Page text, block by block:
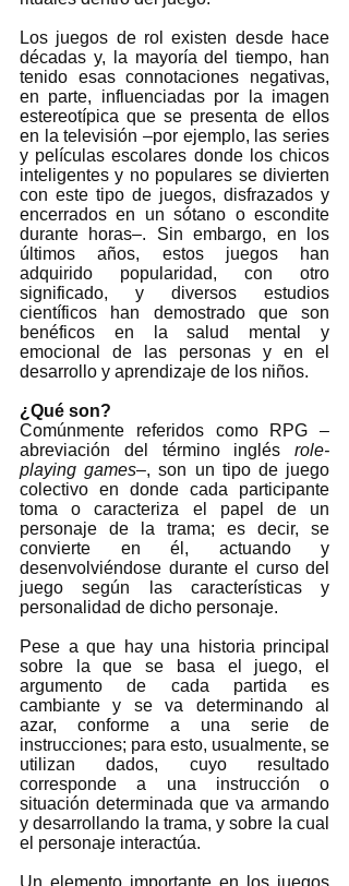
Los juegos de rol existen desde hace
décadas y, la mayoría del tiempo, han
tenido esas connotaciones negativas,
en parte, influenciadas por la imagen
estereotípica que se presenta de ellos
en la televisión –por ejemplo, las series
y películas escolares donde los chicos
inteligentes y no populares se divierten
con este tipo de juegos, disfrazados y
encerrados en un sótano o escondite
durante horas–. Sin embargo, en los
últimos años, estos juegos han
adquirido popularidad, con otro
significado, y diversos estudios
científicos han demostrado que son
benéficos en la salud mental y
emocional de las personas y en el
desarrollo y aprendizaje de los niños.
¿Qué son?
Comúnmente referidos como RPG –
abreviación del término inglés role-
playing games–, son un tipo de juego
colectivo en donde cada participante
toma o caracteriza el papel de un
personaje de la trama; es decir, se
convierte en él, actuando y
desenvolviéndose durante el curso del
juego según las características y
personalidad de dicho personaje.
Pese a que hay una historia principal
sobre la que se basa el juego, el
argumento de cada partida es
cambiante y se va determinando al
azar, conforme a una serie de
instrucciones; para esto, usualmente, se
utilizan dados, cuyo resultado
corresponde a una instrucción o
situación determinada que va armando
y desarrollando la trama, y sobre la cual
el personaje interactúa.